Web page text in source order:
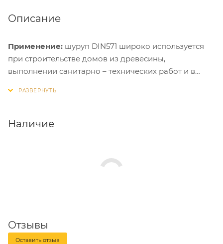
Описание
Применение: шуруп DIN571 широко используется
при строительстве домов из древесины,
выполнении санитарно – технических работ и в
бетонные, кирпичные, пенобетонные стены с
Наличие
Отзывы
Оставить отзыв